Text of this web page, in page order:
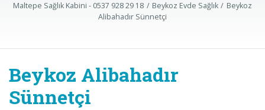
Maltepe Sağlık Kabini - 0537 928 29 18 Beykoz Evde Sağlık
Beykoz
Alibahadır Sünnetçi
Beykoz Alibahadır
Sünnetçi